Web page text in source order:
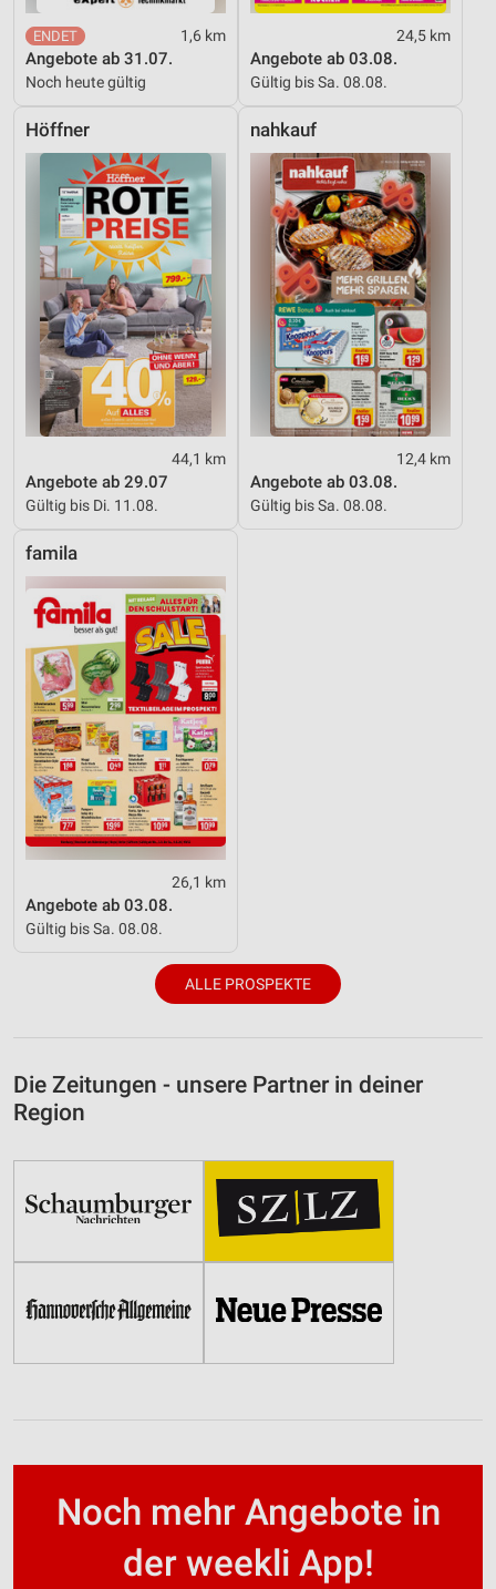
1,6 km
Angebote ab 31.07.
Noch heute gültig
24,5 km
Angebote ab 03.08.
Gültig bis Sa. 08.08.
Höffner
44,1 km
Angebote ab 29.07
Gültig bis Di. 11.08.
nahkauf
12,4 km
Angebote ab 03.08.
Gültig bis Sa. 08.08.
famila
26,1 km
Angebote ab 03.08.
Gültig bis Sa. 08.08.
ALLE PROSPEKTE
Die Zeitungen - unsere Partner in deiner
Region
Noch mehr Angebote in
der weekli App!